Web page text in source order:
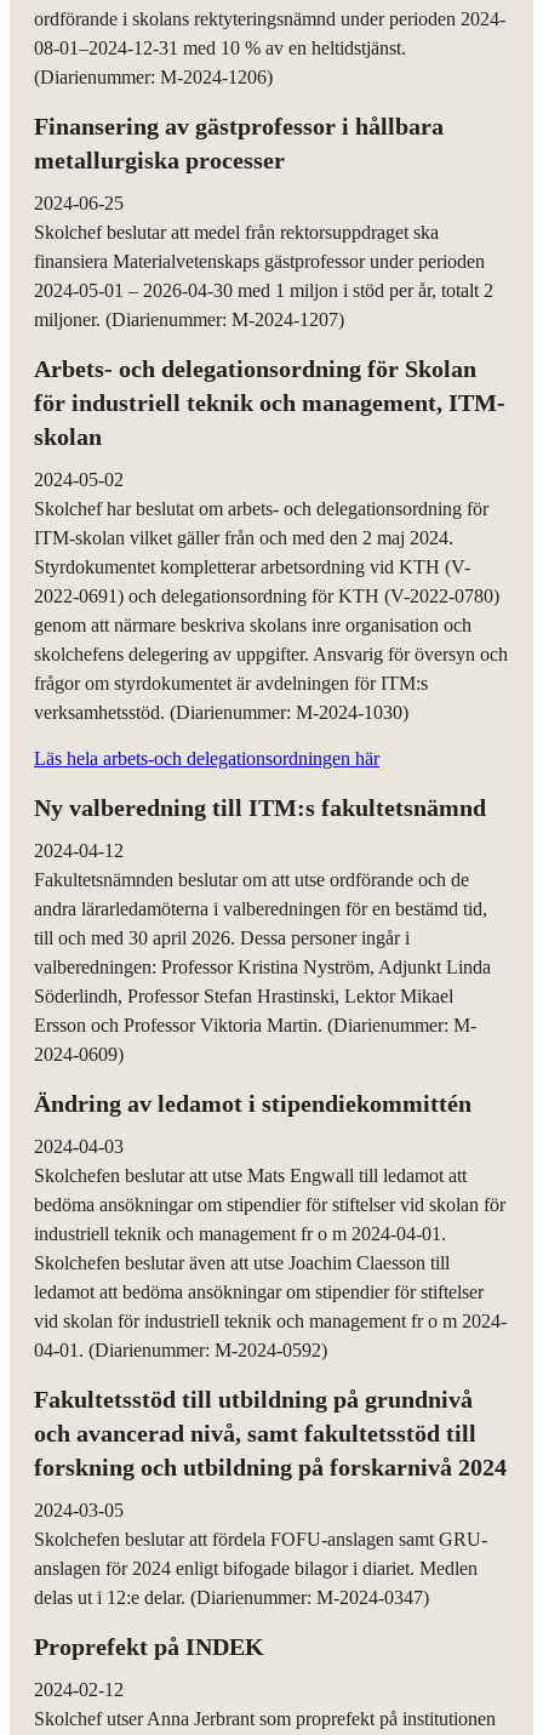
ordförande i skolans rektyteringsnämnd under perioden 2024-
08-01–2024-12-31 med 10 % av en heltidstjänst.
(Diarienummer: M-2024-1206)
Finansering av gästprofessor i hållbara
metallurgiska processer
2024-06-25
Skolchef beslutar att medel från rektorsuppdraget ska
finansiera Materialvetenskaps gästprofessor under perioden
2024-05-01 – 2026-04-30 med 1 miljon i stöd per år, totalt 2
miljoner. (Diarienummer: M-2024-1207)
Arbets- och delegationsordning för Skolan
för industriell teknik och management, ITM-
skolan
2024-05-02
Skolchef har beslutat om arbets- och delegationsordning för
ITM-skolan vilket gäller från och med den 2 maj 2024.
Styrdokumentet kompletterar arbetsordning vid KTH (V-
2022-0691) och delegationsordning för KTH (V-2022-0780)
genom att närmare beskriva skolans inre organisation och
skolchefens delegering av uppgifter. Ansvarig för översyn och
frågor om styrdokumentet är avdelningen för ITM:s
verksamhetsstöd. (Diarienummer: M-2024-1030)
Läs hela arbets-och delegationsordningen här
Ny valberedning till ITM:s fakultetsnämnd
2024-04-12
Fakultetsnämnden beslutar om att utse ordförande och de
andra lärarledamöterna i valberedningen för en bestämd tid,
till och med 30 april 2026. Dessa personer ingår i
valberedningen: Professor Kristina Nyström, Adjunkt Linda
Söderlindh, Professor Stefan Hrastinski, Lektor Mikael
Ersson och Professor Viktoria Martin. (Diarienummer: M-
2024-0609)
Ändring av ledamot i stipendiekommittén
2024-04-03
Skolchefen beslutar att utse Mats Engwall till ledamot att
bedöma ansökningar om stipendier för stiftelser vid skolan för
industriell teknik och management fr o m 2024-04-01.
Skolchefen beslutar även att utse Joachim Claesson till
ledamot att bedöma ansökningar om stipendier för stiftelser
vid skolan för industriell teknik och management fr o m 2024-
04-01. (Diarienummer: M-2024-0592)
Fakultetsstöd till utbildning på grundnivå
och avancerad nivå, samt fakultetsstöd till
forskning och utbildning på forskarnivå 2024
2024-03-05
Skolchefen beslutar att fördela FOFU-anslagen samt GRU-
anslagen för 2024 enligt bifogade bilagor i diariet. Medlen
delas ut i 12:e delar. (Diarienummer: M-2024-0347)
Proprefekt på INDEK
2024-02-12
Skolchef utser Anna Jerbrant som proprefekt på institutionen